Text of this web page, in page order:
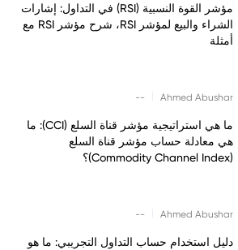
مؤشر القوة النسبية (RSI) في التداول: إشارات
الشراء والبيع لمؤشر RSI، شرح مؤشر RSI مع
أمثلة
Ahmed Abushar
--
ما هي استراتيجية مؤشر قناة السلع (CCI): ما
هي معادلة حساب مؤشر قناة السلع
(Commodity Channel Index)؟
Ahmed Abushar
--
دليل استخدام حساب التداول التجريبي: ما هو